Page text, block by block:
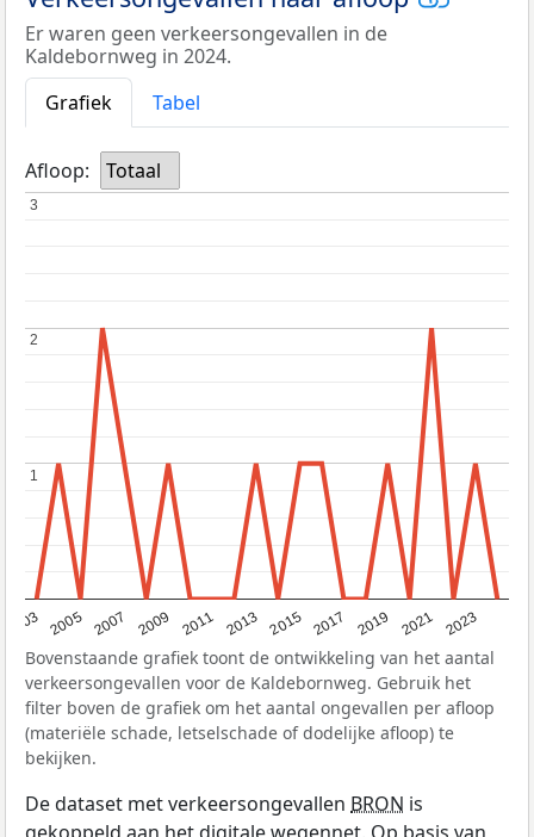
Er waren geen verkeersongevallen in de
Kaldebornweg in 2024.
Grafiek
Tabel
Afloop: Totaal
2003 2005 2007 2009 2011 2013 2015 2017 2019 2021 2023
1
1
2
2
3
3
Bovenstaande grafiek toont de ontwikkeling van het aantal
verkeersongevallen voor de Kaldebornweg. Gebruik het
filter boven de grafiek om het aantal ongevallen per afloop
(materiële schade, letselschade of dodelijke afloop) te
bekijken.
De dataset met verkeersongevallen BRON is